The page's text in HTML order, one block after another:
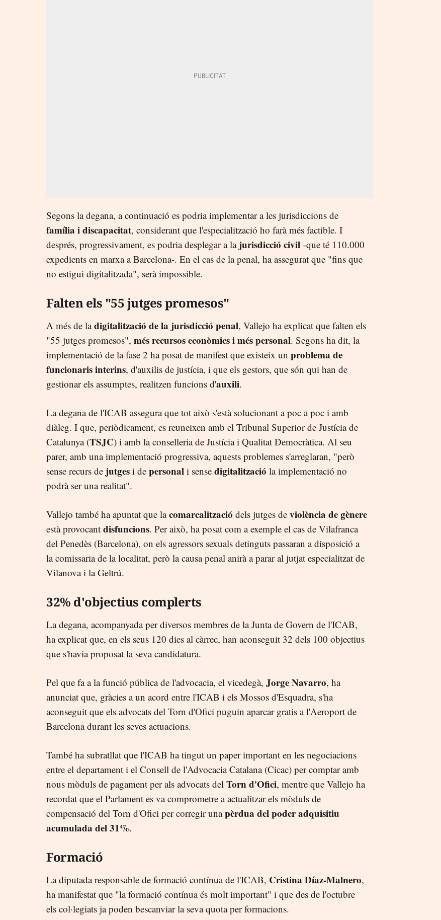
Segons la degana, a continuació es podria implementar a les jurisdiccions de
família i discapacitat, considerant que l'especialització ho farà més factible. I
després, progressivament, es podria desplegar a la jurisdicció civil -que té 110.000
expedients en marxa a Barcelona-. En el cas de la penal, ha assegurat que "fins que
no estigui digitalitzada", serà impossible.
Falten els "55 jutges promesos"
A més de ladigitalització de la jurisdicció penal, Vallejo ha explicat que falten els
"55 jutges promesos", més recursos econòmics i més personal. Segons ha dit, la
implementació de la fase 2 ha posat de manifest que existeix un problema de
funcionaris interins, d'auxilis de justícia, i que els gestors, que són qui han de
gestionar els assumptes, realitzen funcions d'auxili.
La degana de l'ICAB assegura que tot això s'està solucionant a poc a poc i amb
diàleg. I que, periòdicament, es reuneixen amb el Tribunal Superior de Justícia de
Catalunya (TSJC) i amb la conselleria de Justícia i Qualitat Democràtica. Al seu
parer, amb una implementació progressiva, aquests problemes s'arreglaran, "però
sense recurs de jutges i de personal i sense digitalització la implementació no
podrà ser una realitat".
Vallejo també ha apuntat que lacomarcalització dels jutges de violència de gènere
està provocant disfuncions. Per això, ha posat com a exemple el cas de Vilafranca
del Penedès (Barcelona), on els agressors sexuals detinguts passaran a disposició a
la comissaria de la localitat, però la causa penal anirà a parar al jutjat especialitzat de
Vilanova i la Geltrú.
32% d'objectius complerts
La degana, acompanyada per diversos membres de la Junta de Govern de l'ICAB,
ha explicat que, en els seus 120 dies al càrrec, han aconseguit 32 dels 100 objectius
que s'havia proposat la seva candidatura.
Pel que fa a la funció pública de l'advocacia, el vicedegà, Jorge Navarro, ha
anunciat que, gràcies a un acord entre l'ICAB i els Mossos d'Esquadra, s'ha
aconseguit que els advocats del Torn d'Ofici puguin aparcar gratis a l'Aeroport de
Barcelona durant les seves actuacions.
També ha subratllat que l'ICAB ha tingut un paper important en les negociacions
entre el departament i el Consell de l'Advocacia Catalana (Cicac) per comptar amb
nous mòduls de pagament per als advocats del Torn d'Ofici, mentre que Vallejo ha
recordat que el Parlament es va comprometre a actualitzar els mòduls de
compensació del Torn d'Ofici per corregir unapèrdua del poder adquisitiu
acumulada del 31%.
Formació
La diputada responsable de formació contínua de l'ICAB, Cristina Díaz-Malnero,
ha manifestat que "la formació contínua és molt important" i que des de l'octubre
els col·legiats ja poden bescanviar la seva quota per formacions.